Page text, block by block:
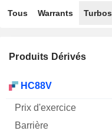
Tous Warrants Turbos
Produits Dérivés
Mnemo Type
HC88V